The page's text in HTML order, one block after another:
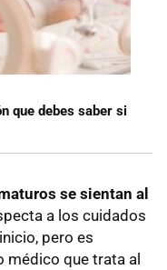
que debes saber si
se sientan al
a los cuidados
pero es
médico que trata al